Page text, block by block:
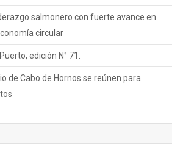
salmonero con fuerte avance en
circular
edición N° 71.
de Cabo de Hornos se reúnen para